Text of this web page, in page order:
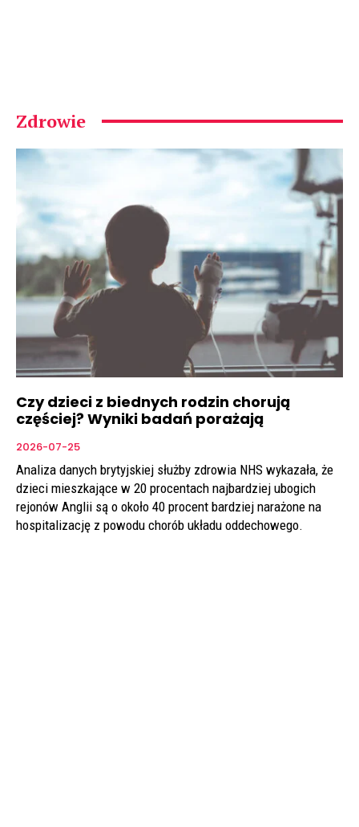
Zdrowie
Czy dzieci z biednych rodzin chorują
częściej? Wyniki badań porażają
2026-07-25
Analiza danych brytyjskiej służby zdrowia NHS wykazała, że
dzieci mieszkające w 20 procentach najbardziej ubogich
rejonów Anglii są o około 40 procent bardziej narażone na
hospitalizację z powodu chorób układu oddechowego.